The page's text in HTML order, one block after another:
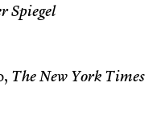
Spiegel
The New York Times